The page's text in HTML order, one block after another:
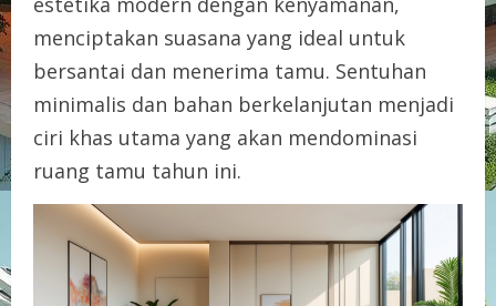
menciptakan suasana yang ideal untuk
bersantai dan menerima tamu. Sentuhan
minimalis dan bahan berkelanjutan menjadi
ciri khas utama yang akan mendominasi
ruang tamu tahun ini.